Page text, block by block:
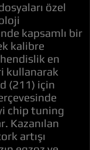
özel
kapsamlı bir
kalibre
en
kullanarak
(211) için
chip tuning
Kazanılan
artışı